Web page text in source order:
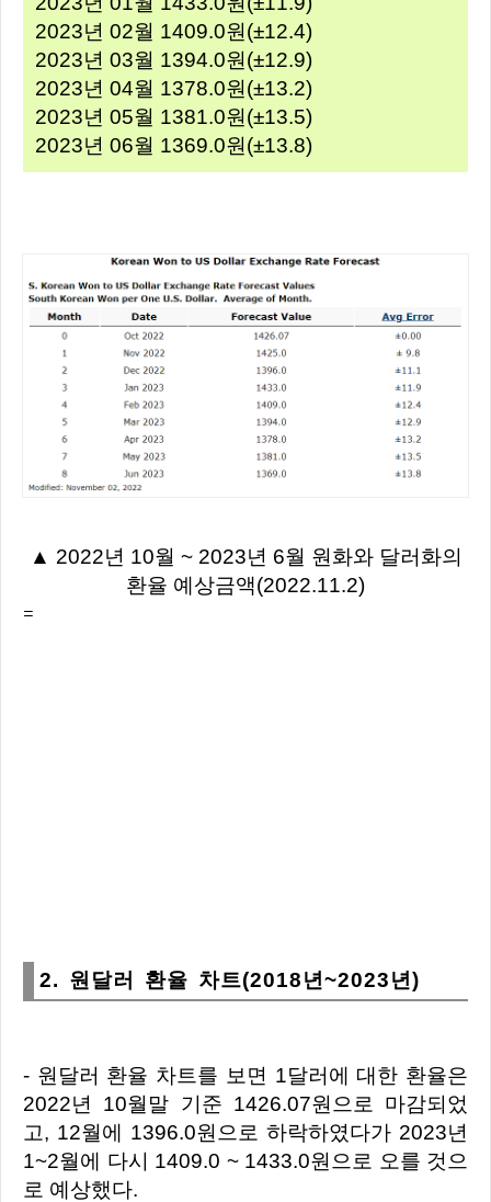
2023년 02월 1409.0원(±12.4)
2023년 03월 1394.0원(±12.9)
2023년 04월 1378.0원(±13.2)
2023년 05월 1381.0원(±13.5)
2023년 06월 1369.0원(±13.8)
▲ 2022년 10월 ~ 2023년 6월 원화와 달러화의
환율 예상금액(2022.11.2)
=
2. 원달러 환율 차트(2018년~2023년)
- 원달러 환율 차트를 보면 1달러에 대한 환율은
2022년 10월말 기준 1426.07원으로 마감되었
고, 12월에 1396.0원으로 하락하였다가 2023년
1~2월에 다시 1409.0 ~ 1433.0원으로 오를 것으
로 예상했다.